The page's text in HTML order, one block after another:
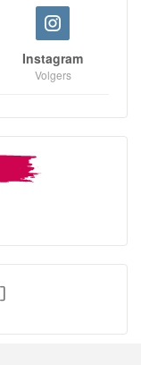
Instagram
Volgers